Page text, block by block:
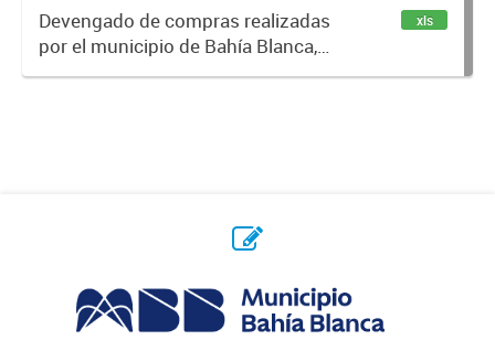
Devengado de compras realizadas
por el municipio de Bahía Blanca,
por año y proveedor. Un monto
xls